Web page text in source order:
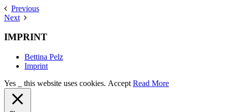
Previous
Next
IMPRINT
Bettina Pelz
Imprint
Yes _ this website uses cookies. Accept Read More